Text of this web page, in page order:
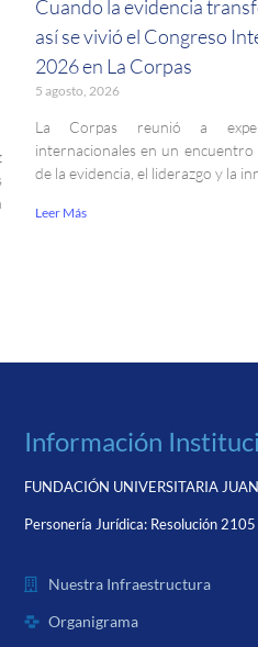
Cuando la evidencia
así se vivió el Congreso
2026 en La Corpas
5 agosto, 2026
La Corpas reunió a
internacionales en un
de la evidencia, el liderazgo y la
Leer Más
Información
FUNDACIÓN UNIVERSITARIA
Personería Jurídica: Resolución
Nuestra Infraestructura
Organigrama